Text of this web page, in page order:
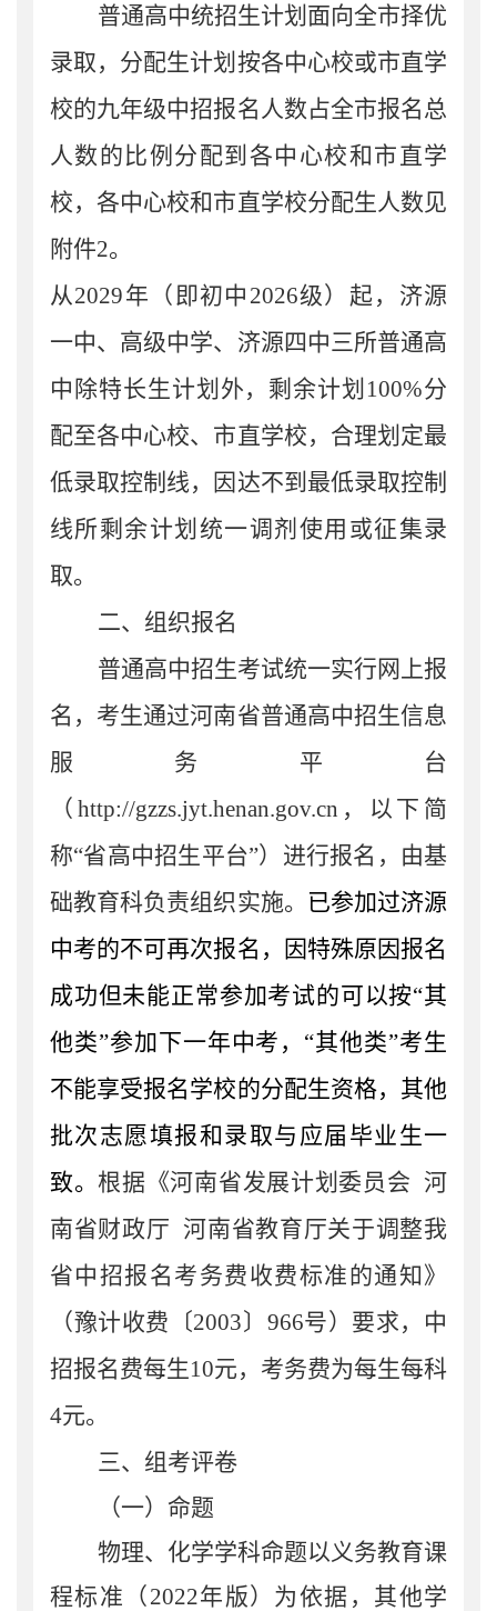
普通高中统招生计划面向全市择优
录取， 分配生计划按各中心校或市直学
校的九年级中招报名人数占全市报名总
人数的比例分配到各中心校和市直学
校，各中心校和市直学校分配生人数见
附件2。
从2029年（即初中 2026级）起，济源
一中、高级中学、济源四中三所普通高
中除特长生计划外，剩余计划 100%分
配至各中心校、市直学校，合理划定最
低录取控制线，因达不到最低录取控制
线所剩余计划统一调剂使用或征集录
取。
二、 组织报名
普通高中招生考试统一实行网上报
名 ， 考生通过河南省普通高中招生信息
服务平台
（ http://gzzs.jyt.henan.gov.cn ，以下简
称“省高中招生平台”）进行报名 ， 由基
础教育科负责组织实施。 已参加过济源
中考的不可再次报名 ，
因特殊原因报名
成功但未能正常参加考试的可以按“其
他类”参加下一年中考， “其他类”考生
不能享受报名学校的分配生资格， 其他
批次志愿填报和录取与 应届毕业生一
致。根据《河南省发展计划委员会 河
南省财政厅 河南省教育厅关于调整我
省中招报名考务费收费标准的通知》
（豫计收费 〔2003〕 966号） 要求，中
招报名费每生10元，考务费为每生每科
4元。
三、 组考评卷
（一）命题
物理、化学学科命题以义务教育课
程标准（ 2022年版）为依据，其他学